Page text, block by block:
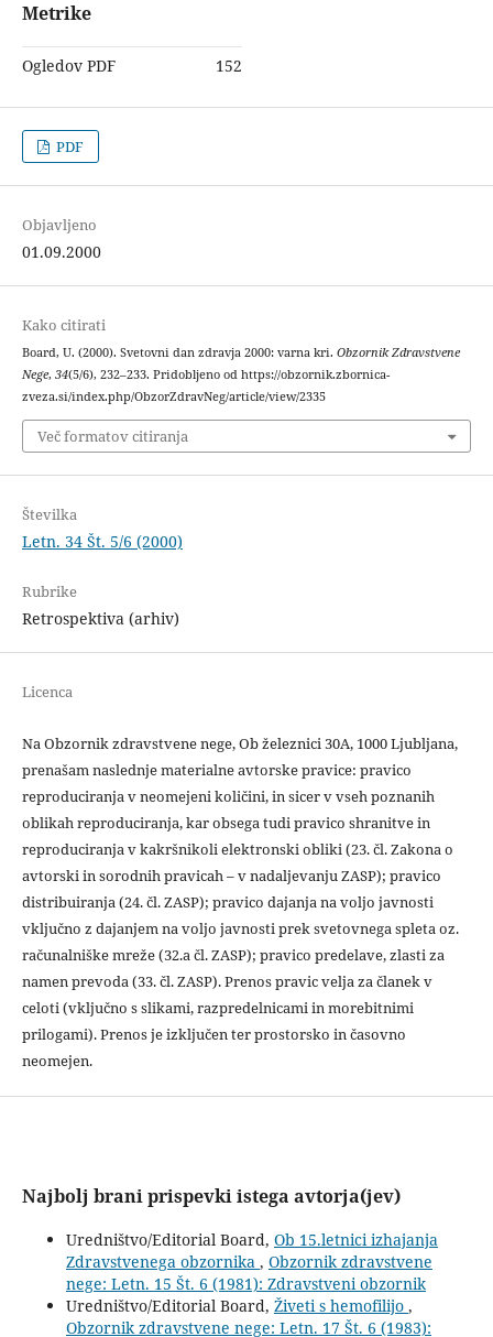
Metrike
Ogledov PDF 152
PDF
Objavljeno
01.09.2000
Kako citirati
Board, U. (2000). Svetovni dan zdravja 2000: varna kri. Obzornik Zdravstvene
Nege, 34(5/6), 232–233. Pridobljeno od https://obzornik.zbornica-
zveza.si/index.php/ObzorZdravNeg/article/view/2335
Več formatov citiranja
Številka
Letn. 34 Št. 5/6 (2000)
Rubrike
Retrospektiva (arhiv)
Licenca
Na Obzornik zdravstvene nege, Ob železnici 30A, 1000 Ljubljana,
prenašam naslednje materialne avtorske pravice: pravico
reproduciranja v neomejeni količini, in sicer v vseh poznanih
oblikah reproduciranja, kar obsega tudi pravico shranitve in
reproduciranja v kakršnikoli elektronski obliki (23. čl. Zakona o
avtorski in sorodnih pravicah – v nadaljevanju ZASP); pravico
distribuiranja (24. čl. ZASP); pravico dajanja na voljo javnosti
vključno z dajanjem na voljo javnosti prek svetovnega spleta oz.
računalniške mreže (32.a čl. ZASP); pravico predelave, zlasti za
namen prevoda (33. čl. ZASP). Prenos pravic velja za članek v
celoti (vključno s slikami, razpredelnicami in morebitnimi
prilogami). Prenos je izključen ter prostorsko in časovno
neomejen.
Najbolj brani prispevki istega avtorja(jev)
Uredništvo/Editorial Board, Ob 15.letnici izhajanja
Zdravstvenega obzornika , Obzornik zdravstvene
nege: Letn. 15 Št. 6 (1981): Zdravstveni obzornik
Uredništvo/Editorial Board, Živeti s hemofilijo ,
Obzornik zdravstvene nege: Letn. 17 Št. 6 (1983):